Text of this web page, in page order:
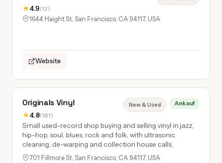
★4.9(12)
1644 Haight St, San Francisco, CA 94117, USA
Website
Originals Vinyl
★4.8(181)
New & Used Ankauf
Small used-record shop buying and selling vinyl in jazz,
hip-hop, soul, blues, rock and folk, with ultrasonic
cleaning, de-warping and collection house calls.
701 Fillmore St, San Francisco, CA 94117, USA